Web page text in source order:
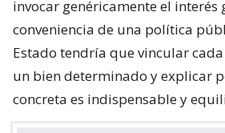
invocar genéricamente el interés
conveniencia de una política
Estado tendría que vincular
un bien determinado y explicar
concreta es indispensable y